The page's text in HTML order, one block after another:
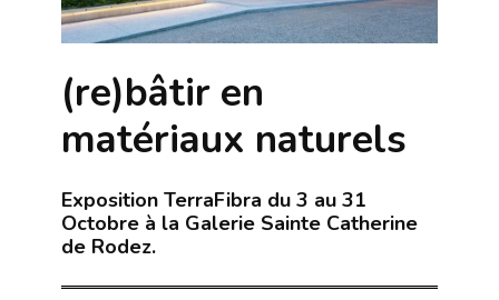
(re)bâtir en
matériaux naturels
Exposition TerraFibra du 3 au 31
Octobre à la Galerie Sainte Catherine
de Rodez.